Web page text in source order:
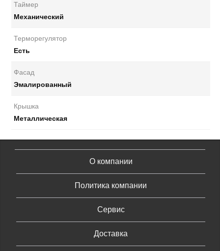
Таймер
Механический
Терморегулятор
Есть
Фасад
Эмалированный
Крышка
Металлическая
О компании
Политика компании
Сервис
Доставка